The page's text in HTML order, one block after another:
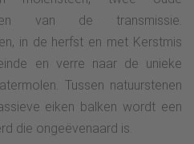
van de transmissie.
in de herfst en met Kerstmis
en verre naar de unieke
Tussen natuurstenen
eiken balken wordt een
die ongeëvenaard is.